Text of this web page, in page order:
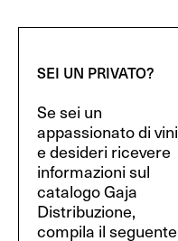
SEI UN PRIVATO?
Se sei un
appassionato di vini
e desideri ricevere
informazioni sul
catalogo Gaja
Distribuzione,
compila il seguente